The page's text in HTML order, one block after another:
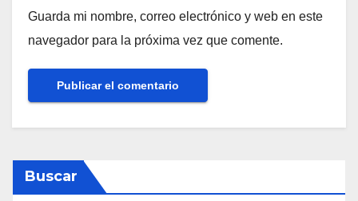
Guarda mi nombre, correo electrónico y web en este
navegador para la próxima vez que comente.
Buscar